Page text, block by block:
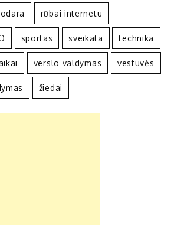
rūbai internetu
sportas sveikata technika
verslo valdymas vestuvės
žiedai